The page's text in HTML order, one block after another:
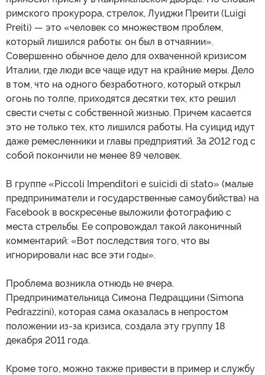
римского прокурора, стрелок, Луиджи Преити (Luigi
Preiti) — это «человек со множеством проблем,
который лишился работы: он был в отчаянии».
Совершенно обычное дело для охваченной кризисом
Италии, где люди все чаще идут на крайние меры. Дело
в том, что на одного безработного, который открыл
огонь по толпе, приходятся десятки тех, кто решил
свести счеты с собственной жизнью. Причем касается
это не только тех, кто лишился работы. На суицид идут
даже ремесленники и главы предприятий. За 2012 год с
собой покончили не менее 89 человек.
В группе «Piccoli Impenditori e suicidi di stato» (малые
предприниматели и государственные самоубийства) на
Facebook в воскресенье выложили фотографию с
места стрельбы. Ее сопровождал такой лаконичный
комментарий: «Вот последствия того, что вы
игнорировали нас все эти годы».
Проблема возникла отнюдь не вчера.
Предпринимательница Симона Педраццини (Simona
Pedrazzini), которая сама оказалась в непростом
положении из-за кризиса, создала эту группу 18
декабря 2011 года.
Кроме того, можно также привести в пример и службу